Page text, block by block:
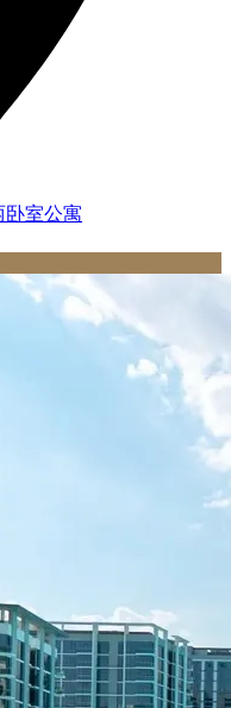
卧室公寓